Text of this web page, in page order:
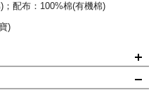
；配布：100%棉(有機棉)
)
品，獻給四季的寶寶。
棉披風一入+栗子好甜菇二重織空